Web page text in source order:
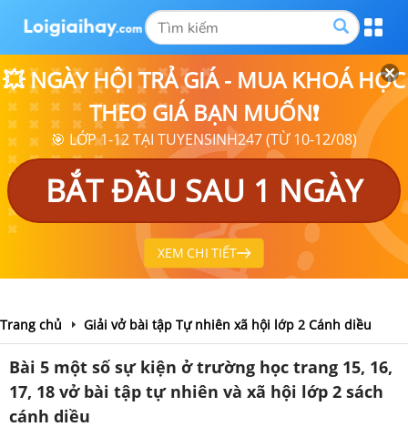
💥 NGÀY HỘI TRẢ GIÁ - MUA KHOÁ HỌC
THEO GIÁ BẠN MUỐN❗
🎯 LỚP 1-12 TẠI TUYENSINH247 (TỪ 10-12/08)
BẮT ĐẦU SAU 1 NGÀY
XEM CHI TIẾT
Trang chủ Giải vở bài tập Tự nhiên xã hội lớp 2 Cánh diều
Bài 5 một số sự kiện ở trường học trang 15, 16,
17, 18 vở bài tập tự nhiên và xã hội lớp 2 sách
cánh diều